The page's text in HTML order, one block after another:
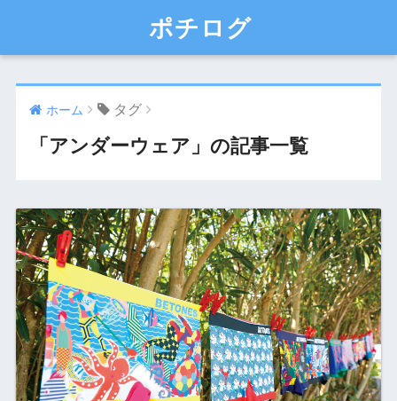
ポチログ
ホーム タグ
「アンダーウェア」の記事一覧